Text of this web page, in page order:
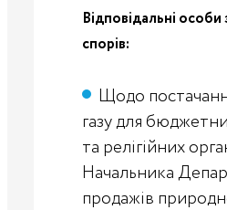
Відповідальні
спорів:
Щодо
газу для
та релігійних
Начальника
продажів